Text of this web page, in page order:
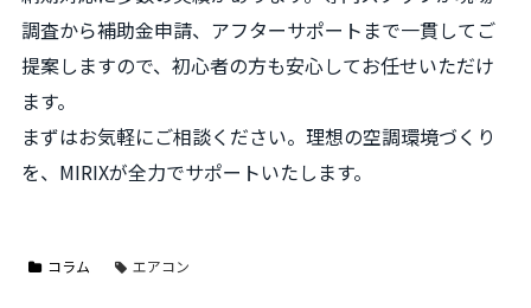
調査から補助金申請、アフターサポートまで一貫してご
提案しますので、初心者の方も安心してお任せいただけ
ます。
まずはお気軽にご相談ください。理想の空調環境づくり
を、MIRIXが全力でサポートいたします。
コラム エアコン